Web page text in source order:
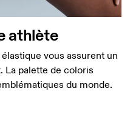
athlète
vous assurent un
La palette de coloris
du monde.